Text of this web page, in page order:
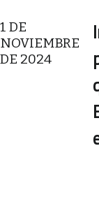
1 DE
NOVIEMBRE
DE 2024